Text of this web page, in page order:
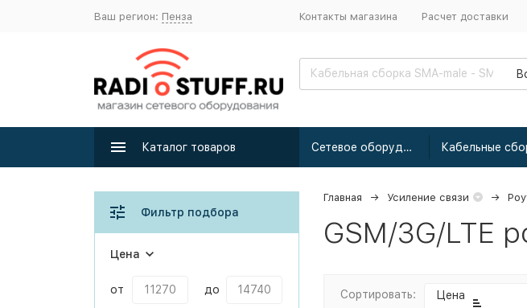
Ваш регион: Пенза Контакты магазина Расчет доставки
Каталог товаров Сетевое оборудование
Главная Усиление связи
GSM/3G/LTE
Сортировать: Цена
Фильтр подбора
Цена
от до